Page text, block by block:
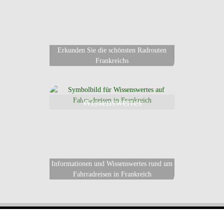
Erkunden Sie die schönsten Radrouten
Frankreichs
Wissenswertes
Informationen und Wissenswertes rund um
Fahrradreisen in Frankreich